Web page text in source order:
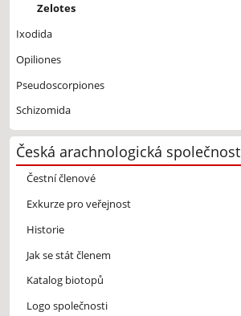
Zelotes
Ixodida
Opiliones
Pseudoscorpiones
Schizomida
Česká arachnologická společnost
Čestní členové
Exkurze pro veřejnost
Historie
Jak se stát členem
Katalog biotopů
Logo společnosti